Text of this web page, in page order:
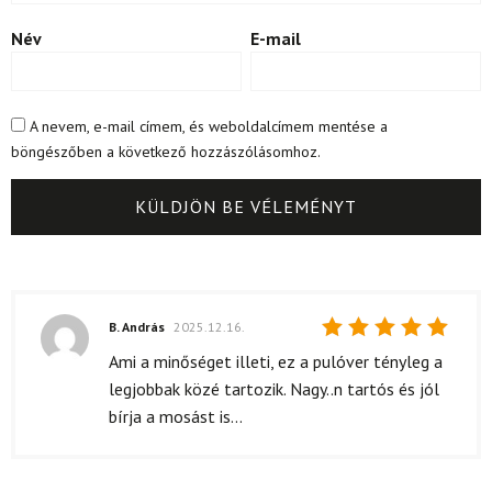
Név E-mail
A nevem, e-mail címem, és weboldalcímem mentése a
böngészőben a következő hozzászólásomhoz.
Értékelés:
B. András 2025.12.16.
Ami a minőséget illeti, ez a pulóver tényleg a
legjobbak közé tartozik. Nagy..n tartós és jól
bírja a mosást is...